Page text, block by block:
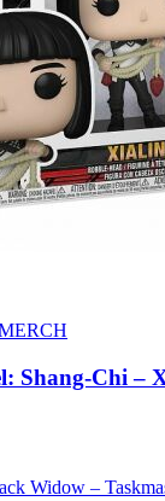
Shang-Chi –